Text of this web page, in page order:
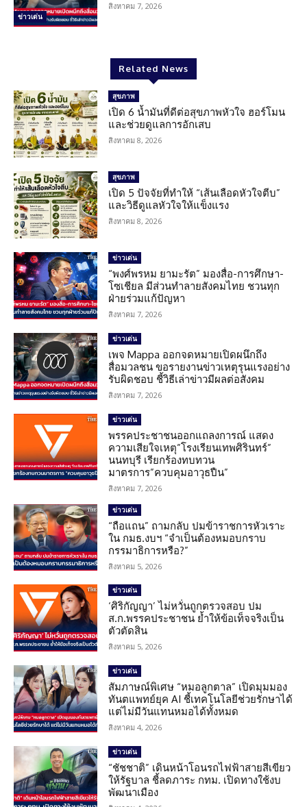
ข่าวเด่น
สิงหาคม 7, 2026
Related News
สุขภาพ
เปิด 6 น้ำมันที่ดีต่อสุขภาพหัวใจ ฮอร์โมน
และช่วยดูแลการอักเสบ
สิงหาคม 8, 2026
สุขภาพ
เปิด 5 ปัจจัยที่ทำให้ “เส้นเลือดหัวใจตีบ”
และวิธีดูแลหัวใจให้แข็งแรง
สิงหาคม 8, 2026
ข่าวเด่น
“พงศ์พรหม ยามะรัต” มองสื่อ-การศึกษา-
โซเชียล มีส่วนทำลายสังคมไทย ชวนทุก
ฝ่ายร่วมแก้ปัญหา
สิงหาคม 7, 2026
ข่าวเด่น
เพจ Mappa ออกจดหมายเปิดผนึกถึง
สื่อมวลชน ขอรายงานข่าวเหตุรุนแรงอย่าง
รับผิดชอบ ชี้วิธีเล่าข่าวมีผลต่อสังคม
สิงหาคม 7, 2026
ข่าวเด่น
พรรคประชาชนออกแถลงการณ์ แสดง
ความเสียใจเหตุ”โรงเรียนเทพศิรินทร์”
นนทบุรี เรียกร้องทบทวน
มาตรการ”ควบคุมอาวุธปืน”
สิงหาคม 7, 2026
ข่าวเด่น
“ถือแถน” ถามกลับ ปมข้าราชการหัวเราะ
ใน กมธ.งบฯ “จำเป็นต้องหมอบกราบ
กรรมาธิการหรือ?”
สิงหาคม 5, 2026
ข่าวเด่น
‘ศิริกัญญา’ ไม่หวั่นถูกตรวจสอบ ปม
ส.ก.พรรคประชาชน ย้ำให้ข้อเท็จจริงเป็น
ตัวตัดสิน
สิงหาคม 5, 2026
ข่าวเด่น
สัมภาษณ์พิเศษ “หมอลูกตาล” เปิดมุมมอง
ทันตแพทย์ยุค AI ชี้เทคโนโลยีช่วยรักษาได้
แต่ไม่มีวันแทนหมอได้ทั้งหมด
สิงหาคม 4, 2026
ข่าวเด่น
“ชัชชาติ” เดินหน้าโอนรถไฟฟ้าสายสีเขียว
ให้รัฐบาล ชี้ลดภาระ กทม. เปิดทางใช้งบ
พัฒนาเมือง